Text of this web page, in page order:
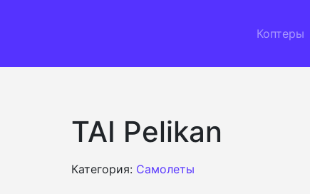
Коптеры
TAI Pelikan
Категория: Самолеты